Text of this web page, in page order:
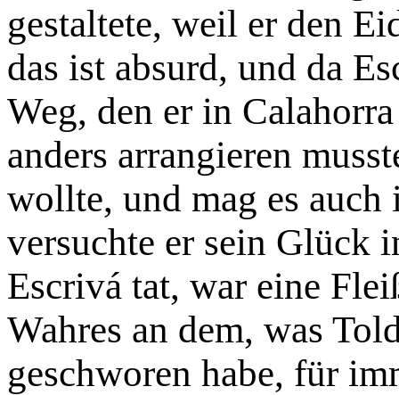
gestaltete, weil er den
das ist absurd, und da
Weg, den er in
anders arrangieren
wollte, und mag es auch
versuchte er sein Glück
Escrivá tat, war eine
Wahres an dem, was
geschworen habe, für